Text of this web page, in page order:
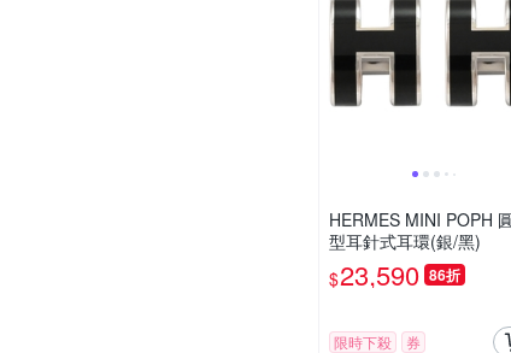
HERMES MINI POPH
型耳針式耳環(銀/黑)
$23,590 86折
限時下殺 券